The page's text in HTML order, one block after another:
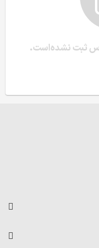
ثبت نشده‌است.